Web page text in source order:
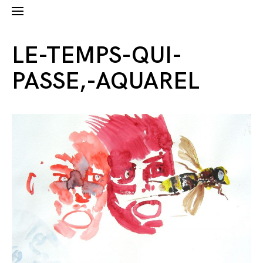
LE-TEMPS-QUI-
PASSE,-AQUAREL